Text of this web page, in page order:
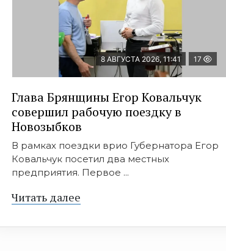
8 АВГУСТА 2026, 11:41 17
Глава Брянщины Егор Ковальчук
совершил рабочую поездку в
Новозыбков
В рамках поездки врио Губернатора Егор
Ковальчук посетил два местных
предприятия. Первое ...
Читать далее